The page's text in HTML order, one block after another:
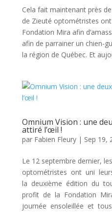
Cela fait maintenant près
de Zieuté optométristes
Fondation Mira afin
afin de parrainer un chien-
la région de Québec. Et
Omnium Vision : une
attiré l’œil !
par Fabien Fleury| Sep 19,
Le 12 septembre dernier,
optométristes ont uni
la deuxième édition du
profit de la Fondation
journée ensoleillée et